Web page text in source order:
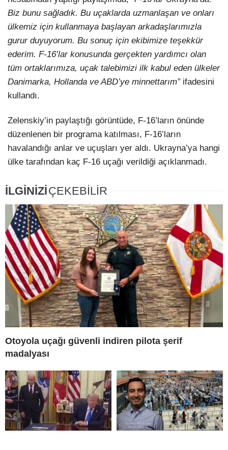
Biz bunu sağladık. Bu uçaklarda uzmanlaşan ve onları
ülkemiz için kullanmaya başlayan arkadaşlarımızla
gurur duyuyorum. Bu sonuç için ekibimize teşekkür
ederim. F-16’lar konusunda gerçekten yardımcı olan
tüm ortaklarımıza, uçak talebimizi ilk kabul eden ülkeler
Danimarka, Hollanda ve ABD’ye minnettarım”ifadesini
kullandı.
Zelenskiy’in paylaştığı görüntüde, F-16’ların önünde
düzenlenen bir programa katılması, F-16’ların
havalandığı anlar ve uçuşları yer aldı. Ukrayna’ya hangi
ülke tarafından kaç F-16 uçağı verildiği açıklanmadı.
İLGİNİZİÇEKEBİLİR
Otoyola uçağı güvenli indiren pilota şerif
madalyası